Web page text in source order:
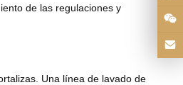
de las regulaciones y
Una línea de lavado de